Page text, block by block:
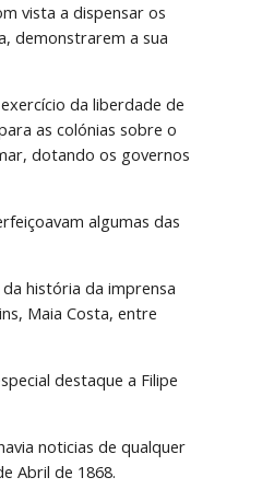
vista a dispensar os
demonstrarem a sua
da liberdade de
as colónias sobre o
dotando os governos
algumas das
história da imprensa
Maia Costa, entre
destaque a Filipe
noticias de qualquer
Abril de 1868.